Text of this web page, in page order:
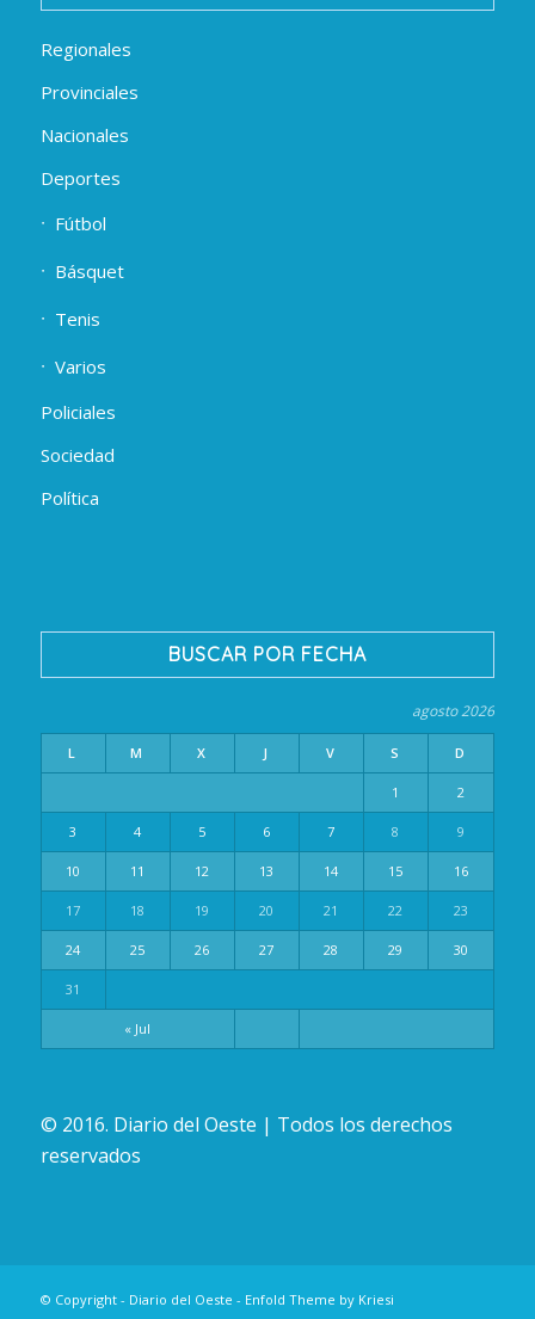
Regionales
Provinciales
Nacionales
Deportes
Fútbol
Básquet
Tenis
Varios
Policiales
Sociedad
Política
BUSCAR POR FECHA
agosto 2026
L M X J V S D
« Jul
1 2
3 4 5 6 7 8 9
10 11 12 13 14 15 16
17 18 19 20 21 22 23
24 25 26 27 28 29 30
31
© 2016. Diario del Oeste | Todos los derechos
reservados
© Copyright - Diario del Oeste - Enfold Theme by Kriesi